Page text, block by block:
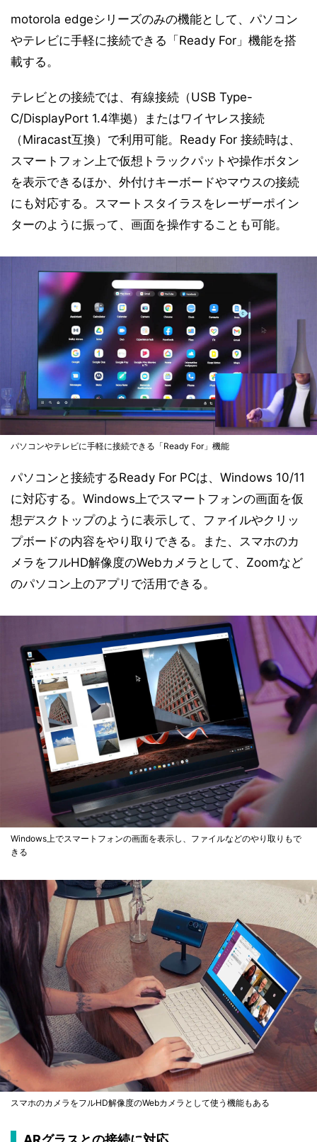
motorola edgeシリーズのみの機能として、パソコン
やテレビに手軽に接続できる「Ready For」機能を搭
載する。
テレビとの接続では、有線接続（USB Type-
C/DisplayPort 1.4準拠）またはワイヤレス接続
（Miracast互換）で利用可能。Ready For 接続時は、
スマートフォン上で仮想トラックパットや操作ボタン
を表示できるほか、外付けキーボードやマウスの接続
にも対応する。スマートスタイラスをレーザーポイン
ターのように振って、画面を操作することも可能。
パソコンやテレビに手軽に接続できる「Ready For」機能
パソコンと接続するReady For PCは、Windows 10/11
に対応する。Windows上でスマートフォンの画面を仮
想デスクトップのように表示して、ファイルやクリッ
プボードの内容をやり取りできる。また、スマホのカ
メラをフルHD解像度のWebカメラとして、Zoomなど
のパソコン上のアプリで活用できる。
Windows上でスマートフォンの画面を表示し、ファイルなどのやり取りもで
きる
スマホのカメラをフルHD解像度のWebカメラとして使う機能もある